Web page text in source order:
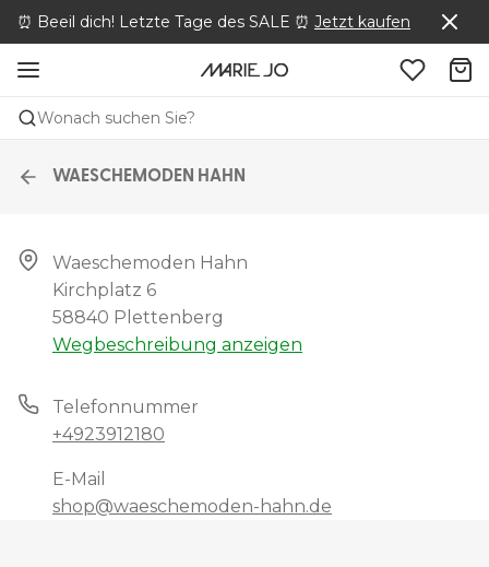
⏰ Beeil dich! Letzte Tage des SALE ⏰ Jetzt kaufen
Wonach suchen Sie?
WAESCHEMODEN HAHN
Waeschemoden Hahn
Kirchplatz 6
58840 Plettenberg
Wegbeschreibung anzeigen
Telefonnummer
+4923912180
E-Mail
shop@waeschemoden-hahn.de